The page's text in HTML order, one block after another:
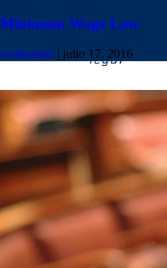
Minimum Wage Law
webmaster | julio 17, 2016